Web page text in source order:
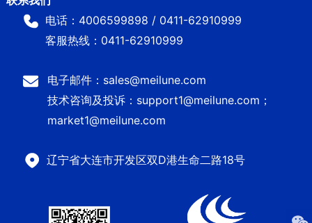
电话：4006599898 / 0411-62910999
客服热线：0411-62910999
电子邮件：sales@meilune.com
技术咨询及投诉：support1@meilune.com；
market1@meilune.com
辽宁省大连市开发区双D港生命二路18号